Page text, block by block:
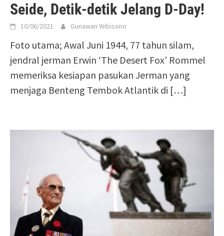
Seide, Detik-detik Jelang D-Day!
10/06/2021 Gunawan Wibisono
Foto utama; Awal Juni 1944, 77 tahun silam,
jendral jerman Erwin ‘The Desert Fox’ Rommel
memeriksa kesiapan pasukan Jerman yang
menjaga Benteng Tembok Atlantik di […]